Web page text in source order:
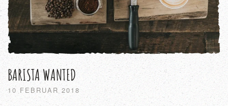
BARISTA WANTED
10 FEBRUAR 2018